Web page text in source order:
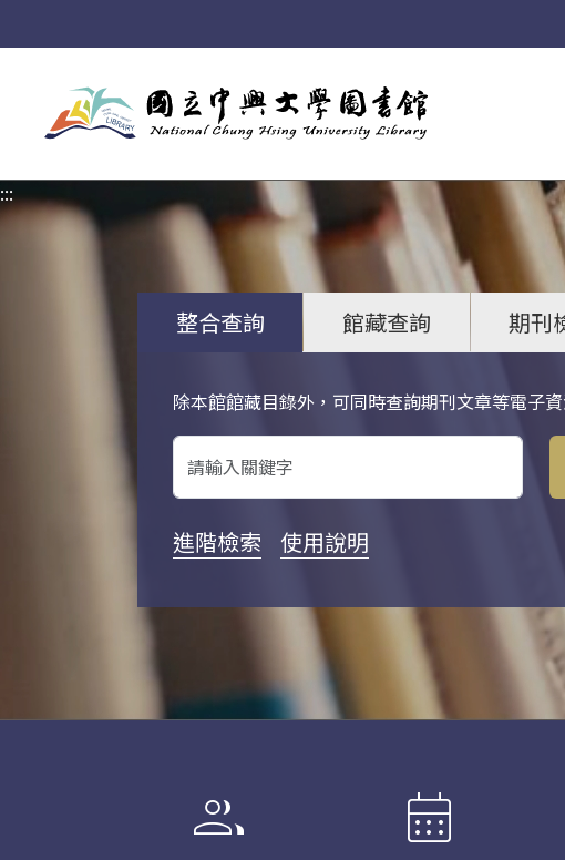
:::
整合查詢 館藏查詢 期刊
除本館館藏目錄外，可同時查詢期刊文章等電子資
關鍵字搜尋
進階檢索 使用說明
group calendar_month